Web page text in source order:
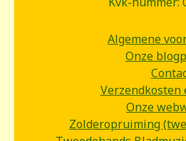
Algemene
Onze
Verzendkosten
Onze
Zolderopruiming